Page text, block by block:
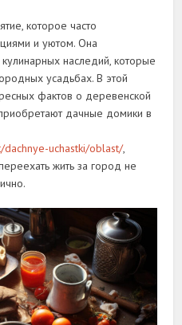
которое часто
и уютом. Она
наследий, которые
усадьбах. В этой
фактов о деревенской
дачные домики в
uchastki/oblast/,
жить за город не